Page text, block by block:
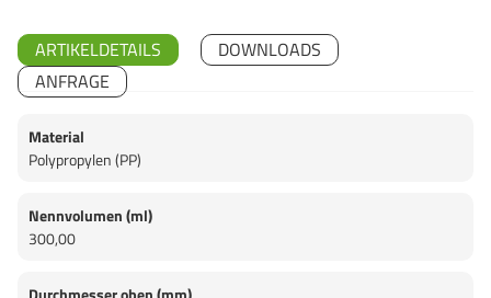
ARTIKELDETAILS
Material
Polypropylen (PP)
Nennvolumen (ml)
300,00
DOWNLOADS
ANFRAGE